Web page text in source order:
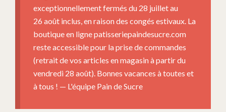
exceptionnellement fermés du 28 juillet au
26 août inclus, en raison des congés estivaux. La
boutique en ligne patisseriepaindesucre.com
reste accessible pour la prise de commandes
(retrait de vos articles en magasin à partir du
vendredi 28 août). Bonnes vacances à toutes et
à tous ! — L'équipe Pain de Sucre